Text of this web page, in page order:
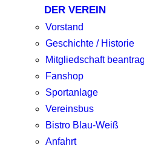
DER VEREIN
Vorstand
Geschichte / Historie
Mitgliedschaft
Fanshop
Sportanlage
Vereinsbus
Bistro Blau-Weiß
Anfahrt